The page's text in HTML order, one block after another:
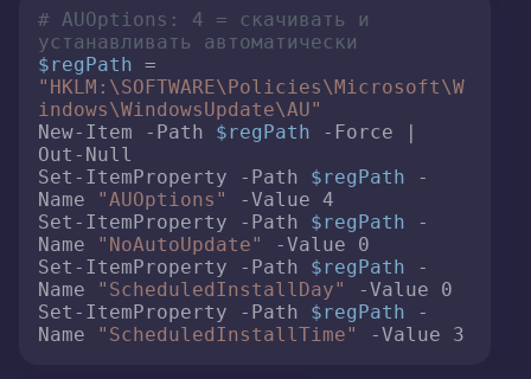
# AUOptions: 4 = скачивать и
устанавливать автоматически
$regPath
"HKLM:\SOFTWARE\Policies\Microsoft\W
indows\WindowsUpdate\AU"
New-Item -Path $regPath -Force |
Out-Null
Set-ItemProperty -Path $regPath -
Name
"AUOptions"
-Value 4
Set-ItemProperty -Path $regPath -
Name
"NoAutoUpdate"
-Value 0
Set-ItemProperty -Path $regPath -
Name
"ScheduledInstallDay"
-Value 0
Set-ItemProperty -Path $regPath -
Name
"ScheduledInstallTime" -Value 3